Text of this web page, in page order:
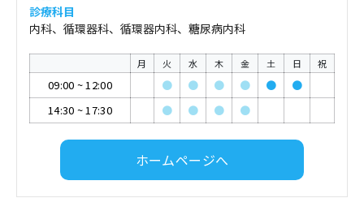
診療科目
内科、循環器科、循環器内科、糖尿病内科
月 火 水 木 金 土 日 祝
09:00 ~12:00 ● ● ● ● ●
●
14:30 ~17:30 ● ● ● ●
ホームページへ